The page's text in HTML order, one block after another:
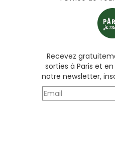
Recevez
sorties à Paris et
notre newsletter,